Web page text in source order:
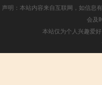
声明：本站内容来自互联网，如信息
会及
本站仅为个人兴趣爱